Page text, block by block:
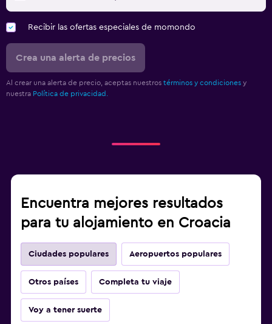
Recibir las ofertas especiales de momondo
Crea una alerta de precios
Al crear una alerta de precio, aceptas nuestros términos y condiciones y
nuestra Política de privacidad.
Encuentra mejores resultados
para tu alojamiento en Croacia
Ciudades populares Aeropuertos populares
Otros países Completa tu viaje
Voy a tener suerte